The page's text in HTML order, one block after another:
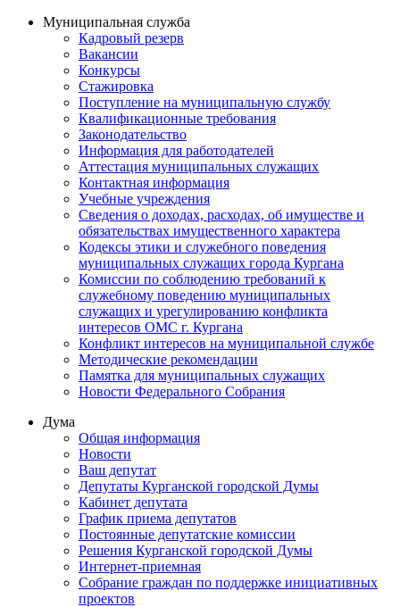
Муниципальная служба
Кадровый резерв
Вакансии
Конкурсы
Стажировка
Поступление на муниципальную службу
Квалификационные требования
Законодательство
Информация для работодателей
Аттестация муниципальных служащих
Контактная информация
Учебные учреждения
Сведения о доходах, расходах, об имуществе и
обязательствах имущественного характера
Кодексы этики и служебного поведения
муниципальных служащих города Кургана
Комиссии по соблюдению требований к
служебному поведению муниципальных
служащих и урегулированию конфликта
интересов ОМС г. Кургана
Конфликт интересов на муниципальной службе
Методические рекомендации
Памятка для муниципальных служащих
Новости Федерального Cобрания
Дума
Общая информация
Новости
Ваш депутат
Депутаты Курганской городской Думы
Кабинет депутата
График приема депутатов
Постоянные депутатские комиссии
Решения Курганской городской Думы
Интернет-приемная
Собрание граждан по поддержке инициативных
проектов